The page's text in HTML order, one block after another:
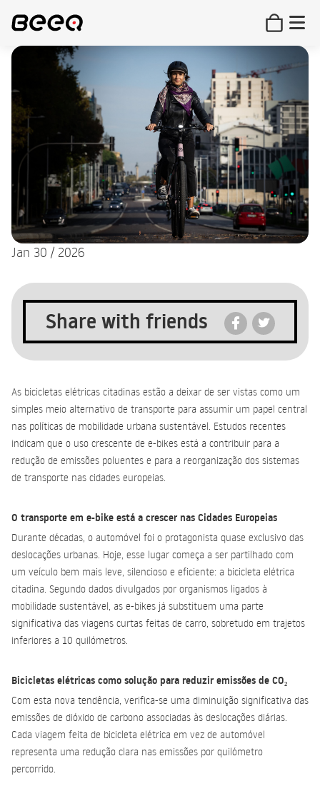
Jan 30 / 2026
Share with friends
As bicicletas elétricas citadinas estão a deixar de ser vistas como um
simples meio alternativo de transporte para assumir um papel central
nas políticas de mobilidade urbana sustentável. Estudos recentes
indicam que o uso crescente de e-bikes está a contribuir para a
redução de emissões poluentes e para a reorganização dos sistemas
de transporte nas cidades europeias.
O transporte em e-bike está a crescer nas Cidades Europeias
Durante décadas, o automóvel foi o protagonista quase exclusivo das
deslocações urbanas. Hoje, esse lugar começa a ser partilhado com
um veículo bem mais leve, silencioso e eficiente: a bicicleta elétrica
citadina. Segundo dados divulgados por organismos ligados à
mobilidade sustentável, as e-bikes já substituem uma parte
significativa das viagens curtas feitas de carro, sobretudo em trajetos
inferiores a 10 quilómetros.
Bicicletas elétricas como solução para reduzir emissões de CO₂
Com esta nova tendência, verifica-se uma diminuição significativa das
emissões de dióxido de carbono associadas às deslocações diárias.
Cada viagem feita de bicicleta elétrica em vez de automóvel
representa uma redução clara nas emissões por quilómetro
percorrido.